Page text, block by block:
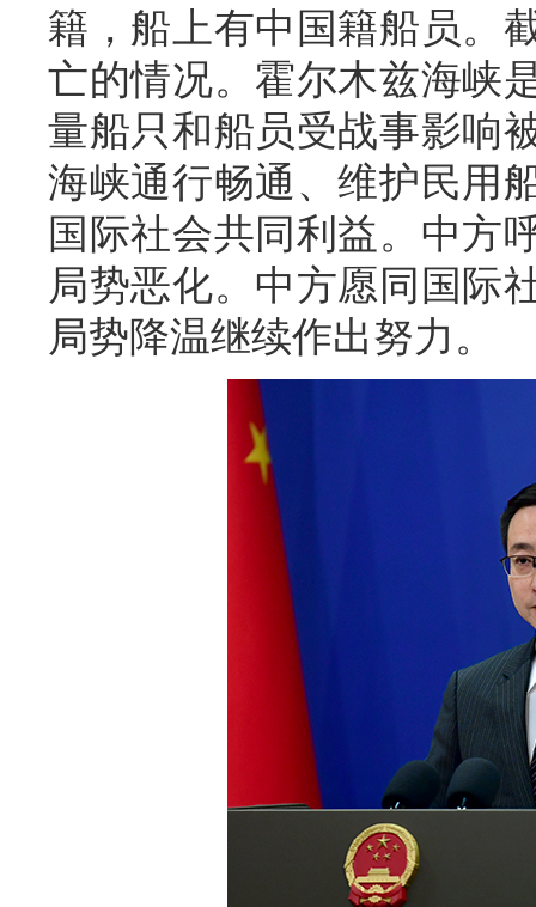
籍，船上有中国籍船员。
亡的情况。霍尔木兹海峡
量船只和船员受战事影响
海峡通行畅通、维护民用
国际社会共同利益。中方
局势恶化。中方愿同国际
局势降温继续作出努力。